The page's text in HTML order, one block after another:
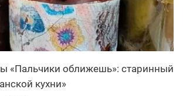
«Пальчики оближешь»: старинный
кухни»